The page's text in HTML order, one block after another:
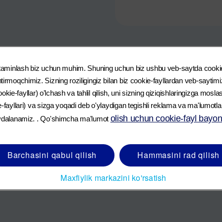
intilamiz.
ularning o‘z markasi ostida mahsulot ishlab chiqarmaydi.
haqida ko‘proq bilib oling
go‘daklar va onalar uchun ko‘plab foydali jihatlarga ega. Emizishga
haftalarida ona suti va sun’iy oziqlantirishni birgalikda qo‘llash ona sutining
ijtimoiy va moliyaviy oqibatlarini ham hisobga olish kerak. Barcha
uchun xavf tug‘dirishi mumkin. Har doim chaqaloqni oziqlantirish
tibbiy nazorat ostida foydalaning.
biz uchun muhim. Shuning uchun biz ushbu veb-saytda
Sizning roziligingiz bilan biz cookie-fayllardan veb-
fayllar) o'lchash va tahlil qilish, uni sizning qiziqishlaringizga
fayllari) va sizga yoqadi deb o'ylaydigan tegishli reklama va
. Qo'shimcha ma'lumot olish uchun cookie-fayl
Barchasini qabul qilish
Hammasini rad qilish
Maxfiylik markazini ko'rsatish